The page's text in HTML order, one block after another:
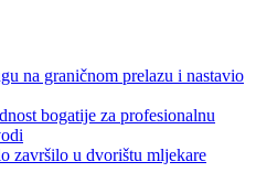
na graničnom prelazu i nastavio
bogatije za profesionalnu
završilo u dvorištu mljekare